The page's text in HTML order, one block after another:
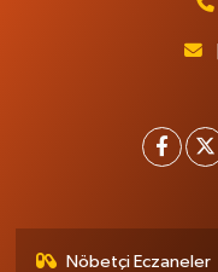
Nöbetçi Eczaneler